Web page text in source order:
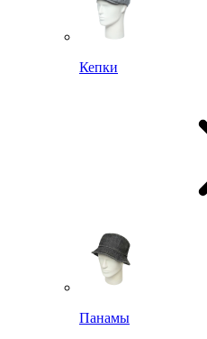
Кепки
Панамы